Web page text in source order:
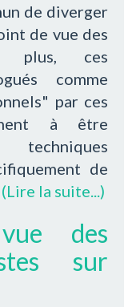
de diverger
de vue des
plus, ces
comme
par ces
à être
de
(Lire la suite...)
des
sur